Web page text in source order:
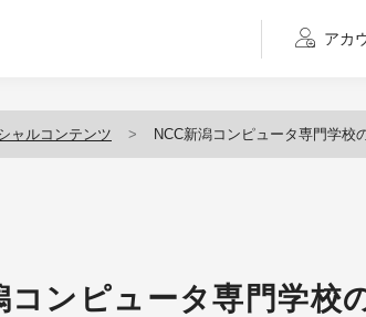
アカ
ャルコンテンツ NCC新潟コンピュータ専門学校の先生
コンピュータ専門学校